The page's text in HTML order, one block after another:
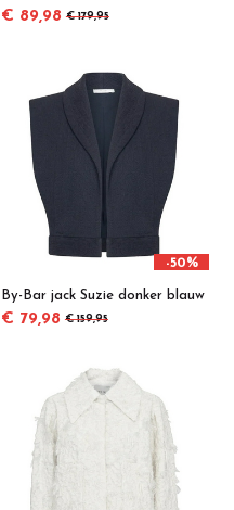
€ 89,98 € 179,95
-50%
By-Bar jack Suzie donker blauw
€ 79,98 € 159,95